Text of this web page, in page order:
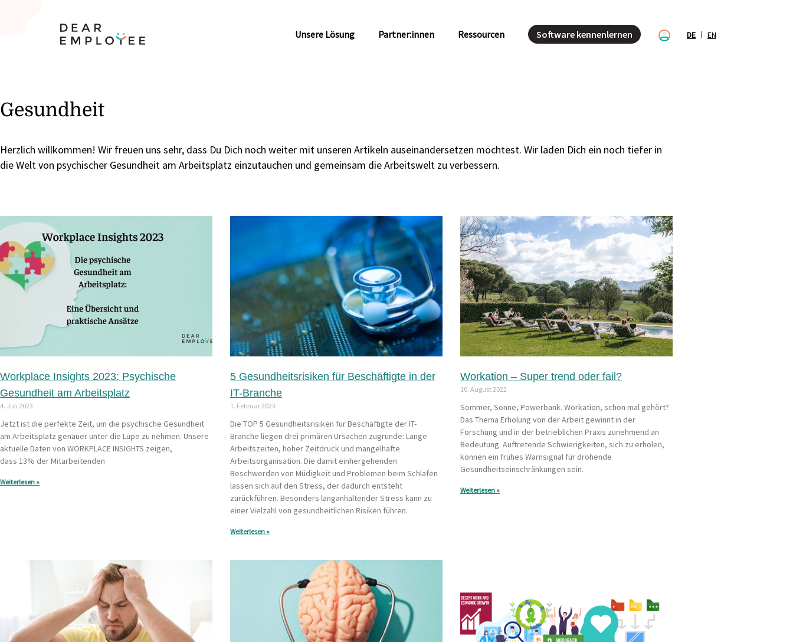
Unsere Lösung Partner:innen Ressourcen Software kennenlernen DE EN
Gesundheit
Herzlich willkommen! Wir freuen uns sehr, dass Du Dich noch weiter mit unseren Artikeln auseinandersetzen möchtest. Wir laden Dich ein noch tiefer in
die Welt von psychischer Gesundheit am Arbeitsplatz einzutauchen und gemeinsam die Arbeitswelt zu verbessern.
Workplace Insights 2023: Psychische
Gesundheit am Arbeitsplatz
4. Juli 2023
Jetzt ist die perfekte Zeit, um die psychische Gesundheit
am Arbeitsplatz genauer unter die Lupe zu nehmen. Unsere
aktuelle Daten von WORKPLACE INSIGHTS zeigen,
dass 13% der Mitarbeitenden
Weiterlesen »
5 Gesundheitsrisiken für Beschäftigte in der
IT-Branche
1. Februar 2023
Die TOP 5 Gesundheitsrisiken für Beschäftigte der IT-
Branche liegen drei primären Ursachen zugrunde: Lange
Arbeitszeiten, hoher Zeitdruck und mangelhafte
Arbeitsorganisation. Die damit einhergehenden
Beschwerden von Müdigkeit und Problemen beim Schlafen
lassen sich auf den Stress, der dadurch entsteht
zurückführen. Besonders langanhaltender Stress kann zu
einer Vielzahl von gesundheitlichen Risiken führen.
Weiterlesen »
Workation – Super trend oder fail?
10. August 2022
Sommer, Sonne, Powerbank. Workation, schon mal gehört?
Das Thema Erholung von der Arbeit gewinnt in der
Forschung und in der betrieblichen Praxis zunehmend an
Bedeutung. Auftretende Schwierigkeiten, sich zu erholen,
können ein frühes Warnsignal für drohende
Gesundheitseinschränkungen sein.
Weiterlesen »